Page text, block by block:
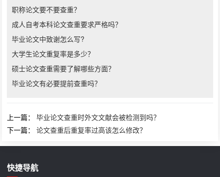
职称论文要不要查重？
成人自考本科论文查重要求严格吗？
毕业论文中致谢怎么写?
大学生论文重复率是多少？
硕士论文查重需要了解哪些方面？
毕业论文有必要提前查重吗？
上一篇：毕业论文查重时外文文献会被检测到吗？
下一篇：论文查重后重复率过高该怎么修改？
快捷导航